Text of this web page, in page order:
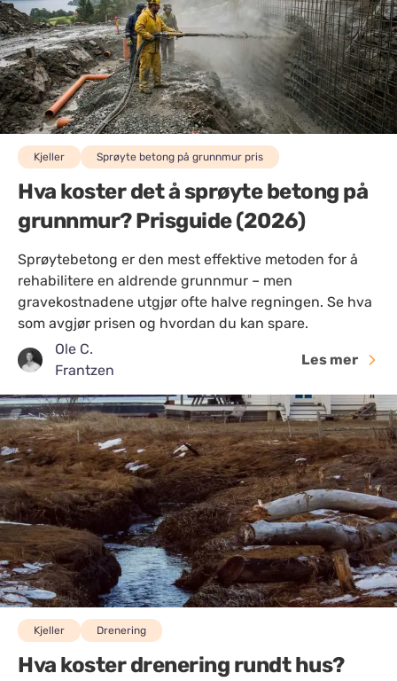
Kjeller Sprøyte betong på grunnmur pris
Hva koster det å sprøyte betong på
grunnmur? Prisguide (2026)
Sprøytebetong er den mest effektive metoden for å
rehabilitere en aldrende grunnmur – men
gravekostnadene utgjør ofte halve regningen. Se hva
som avgjør prisen og hvordan du kan spare.
Ole C.
Frantzen
Les mer
Kjeller Drenering
Hva koster drenering rundt hus?